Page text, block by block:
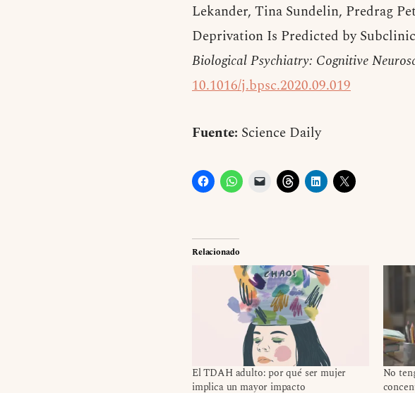
Lekander, Tina Sundelin, Predrag
Deprivation Is Predicted by
Biological Psychiatry: Cognitive
10.1016/j.bpsc.2020.09.019
Fuente: Science Daily
Relacionado
El TDAH adulto: por qué ser mujer
implica un mayor impacto
No